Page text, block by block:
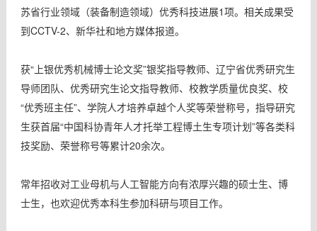
苏省行业领域（装备制造领域）优秀科技进展1项。相关成果受
到CCTV-2、新华社和地方媒体报道。
获“上银优秀机械博士论文奖”银奖指导教师、辽宁省优秀研究生
导师团队、优秀研究生论文指导教师、校教学质量优良奖、校
“优秀班主任”、学院人才培养卓越个人奖等荣誉称号，指导研究
生获首届“中国科协青年人才托举工程博土生专项计划”等各类科
技奖励、荣誉称号等累计20余次。
常年招收对工业母机与人工智能方向有浓厚兴趣的硕士生、博
士生，也欢迎优秀本科生参加科研与项目工作。